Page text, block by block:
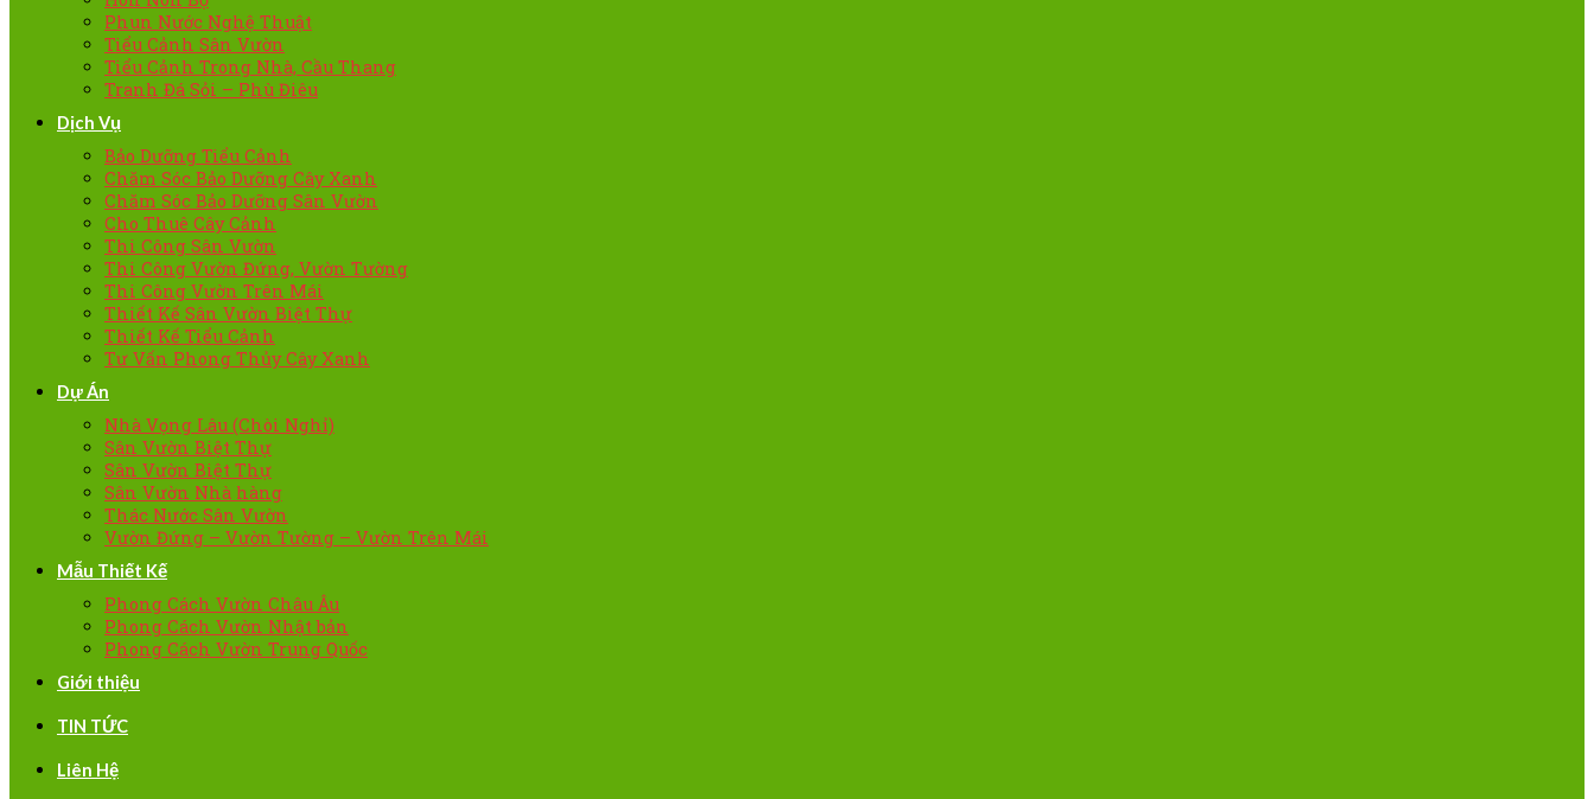
Phun Nước Nghệ Thuật
Tiểu Cảnh Sân Vườn
Tiểu Cảnh Trong Nhà, Cầu Thang
Tranh Đá Sỏi – Phù Điêu
Dịch Vụ
Bảo Dưỡng Tiểu Cảnh
Chăm Sóc Bảo Dưỡng Cây Xanh
Chăm Sóc Bảo Dưỡng Sân Vườn
Cho Thuê Cây Cảnh
Thi Công Sân Vườn
Thi Công Vườn Đứng, Vườn Tường
Thi Công Vườn Trên Mái
Thiết Kế Sân Vườn Biệt Thự
Thiết Kế Tiểu Cảnh
Tư Vấn Phong Thủy Cây Xanh
Dự Án
Nhà Vọng Lâu (Chòi Nghỉ)
Sân Vườn Biệt Thự
Sân Vườn Biệt Thự
Sân Vườn Nhà hàng
Thác Nước Sân Vườn
Vườn Đứng – Vườn Tường – Vườn Trên Mái
Mẫu Thiết Kế
Phong Cách Vườn Châu Âu
Phong Cách Vườn Nhật bản
Phong Cách Vườn Trung Quốc
Giới thiệu
TIN TỨC
Liên Hệ